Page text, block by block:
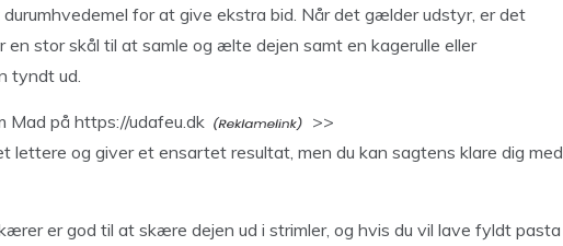
for at give ekstra bid. Når det gælder udstyr, er det
en stor skål til at samle og ælte dejen samt en kagerulle eller
tyndt ud.
Mad på https://udafeu.dk
>>
lettere og giver et ensartet resultat, men du kan sagtens klare dig med
er god til at skære dejen ud i strimler, og hvis du vil lave fyldt pasta